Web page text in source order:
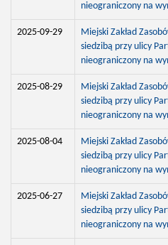
nieograniczony na
2025-09-29
Miejski Zakład
siedzibą przy ulicy
nieograniczony na
2025-08-29
Miejski Zakład
siedzibą przy ulicy
nieograniczony na
2025-08-04
Miejski Zakład
siedzibą przy ulicy
nieograniczony na
2025-06-27
Miejski Zakład
siedzibą przy ulicy
nieograniczony na